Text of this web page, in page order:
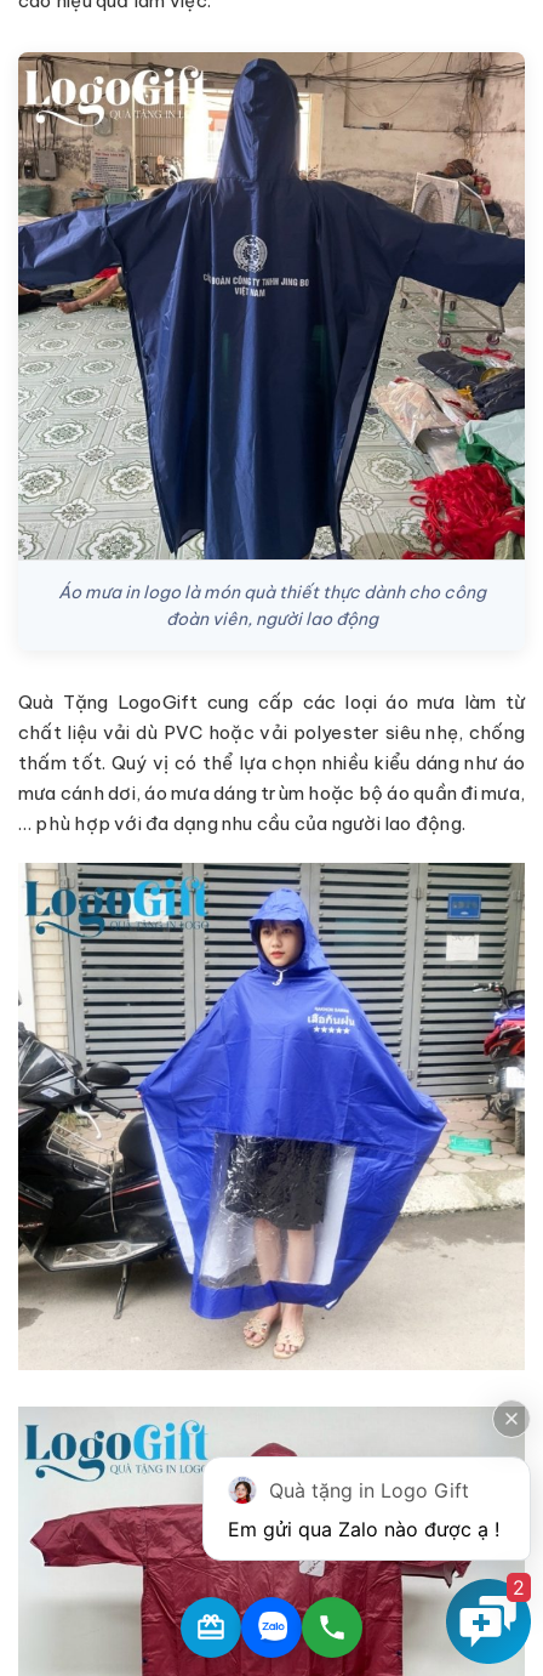
Áo mưa in logo là món quà thiết thực dành cho công
đoàn viên, người lao động
Quà Tặng LogoGift cung cấp các loại áo mưa làm từ
chất liệu vải dù PVC hoặc vải polyester siêu nhẹ, chống
thấm tốt. Quý vị có thể lựa chọn nhiều kiểu dáng như áo
mưa cánh dơi, áo mưa dáng trùm hoặc bộ áo quần đi mưa,
… phù hợp với đa dạng nhu cầu của người lao động.
Quà tặng in Logo Gift
2